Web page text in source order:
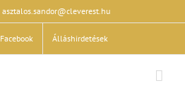
asztalos.sandor@cleverest.hu
Facebook Álláshirdetések